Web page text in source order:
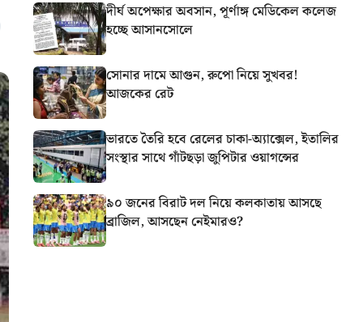
দীর্ঘ অপেক্ষার অবসান, পূর্ণাঙ্গ মেডিকেল কলেজ
হচ্ছে আসানসোলে
সোনার দামে আগুন, রুপো নিয়ে সুখবর!
আজকের রেট
ভারতে তৈরি হবে রেলের চাকা-অ্যাক্সেল, ইতালির
সংস্থার সাথে গাঁটছড়া জুপিটার ওয়াগন্সের
৯০ জনের বিরাট দল নিয়ে কলকাতায় আসছে
ব্রাজিল, আসছেন নেইমারও?